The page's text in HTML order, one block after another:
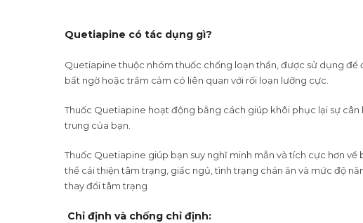
Quetiapine có tác dụng gì?
Quetiapine thuộc nhóm thuốc chống loạn thần, được sử dụng
bất ngờ hoặc trầm cảm có liên quan với rối loạn lưỡng cực.
Thuốc Quetiapine hoạt động bằng cách giúp khôi phục lại sự
trung của bạn.
Thuốc Quetiapine giúp bạn suy nghĩ minh mẫn và tích cực hơn
thể cải thiện tâm trạng, giấc ngủ, tình trạng chán ăn và mức độ
thay đổi tâm trạng
Chỉ định và chống chỉ định: